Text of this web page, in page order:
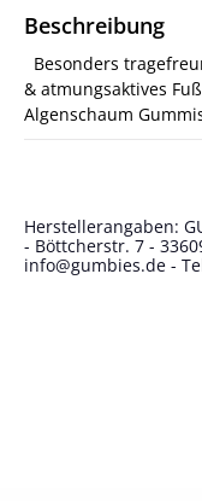
Beschreibung
Besonders
& atmungsaktives
Algenschaum
Herstellerangaben:
- Böttcherstr. 7 -
info@gumbies.de -